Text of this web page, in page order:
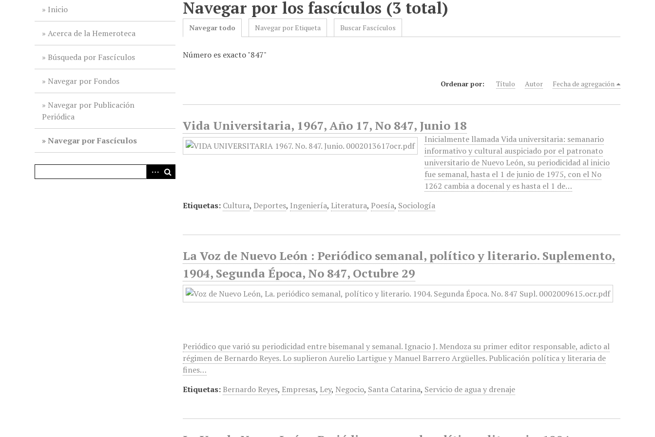
Inicio
Acerca de la Hemeroteca
Búsqueda por Fascículos
Navegar por Fondos
Navegar por Publicación
Periódica
Navegar por Fascículos
Navegar por los fascículos (3 total)
Navegar todo Navegar por Etiqueta Buscar Fascículos
Número es exacto "847"
Ordenar por: Título Autor Fecha de agregación
Vida Universitaria, 1967, Año 17, No 847, Junio 18
Inicialmente llamada Vida universitaria: semanario
informativo y cultural auspiciado por el patronato
universitario de Nuevo León, su periodicidad al inicio
fue semanal, hasta el 1 de junio de 1975, con el No
1262 cambia a docenal y es hasta el 1 de…
Etiquetas: Cultura, Deportes, Ingeniería, Literatura, Poesía, Sociología
La Voz de Nuevo León : Periódico semanal, político y literario. Suplemento,
1904, Segunda Época, No 847, Octubre 29
Periódico que varió su periodicidad entre bisemanal y semanal. Ignacio J. Mendoza su primer editor responsable, adicto al
régimen de Bernardo Reyes. Lo suplieron Aurelio Lartigue y Manuel Barrero Argüelles. Publicación política y literaria de
fines…
Etiquetas: Bernardo Reyes, Empresas, Ley, Negocio, Santa Catarina, Servicio de agua y drenaje